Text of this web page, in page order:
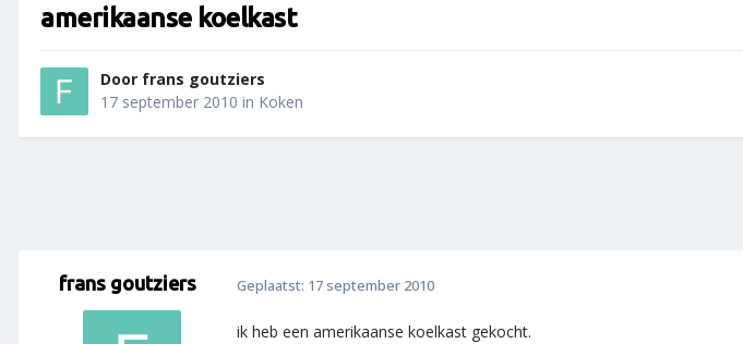
amerikaanse koelkast
Door frans goutziers
17 september 2010 in Koken
frans goutziers Geplaatst: 17 september 2010
ik heb een amerikaanse koelkast gekocht.